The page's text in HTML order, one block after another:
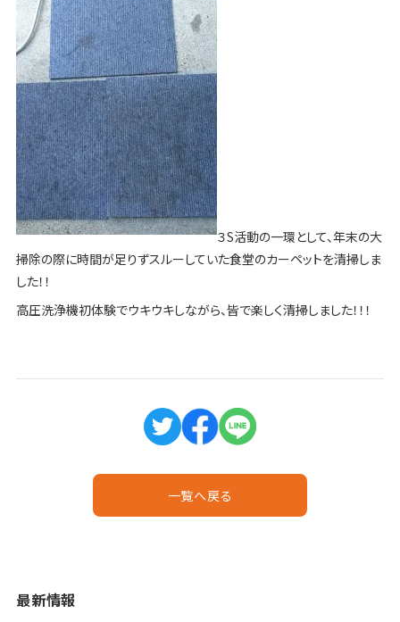
３S活動の一環として、年末の大
掃除の際に時間が足りずスルーしていた食堂のカーペットを清掃しま
した！！
高圧洗浄機初体験でウキウキしながら、皆で楽しく清掃しました！！！
一覧へ戻る
最新情報